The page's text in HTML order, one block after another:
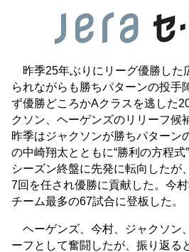
昨季25年ぶりにリーグ優勝した
られながらも勝ちパターンの投手
ず優勝どころかAクラスを逃した
クソン、ヘーゲンズのリリーフ候
昨季はジャクソンが勝ちパターン
の中崎翔太とともに“勝利の方程
シーズン終盤に先発に転向したが
7回を任され優勝に貢献した。今
チーム最多の67試合に登板した。
ヘーゲンズ、今村、ジャクソン
ーフとして奮闘したが、振り返る